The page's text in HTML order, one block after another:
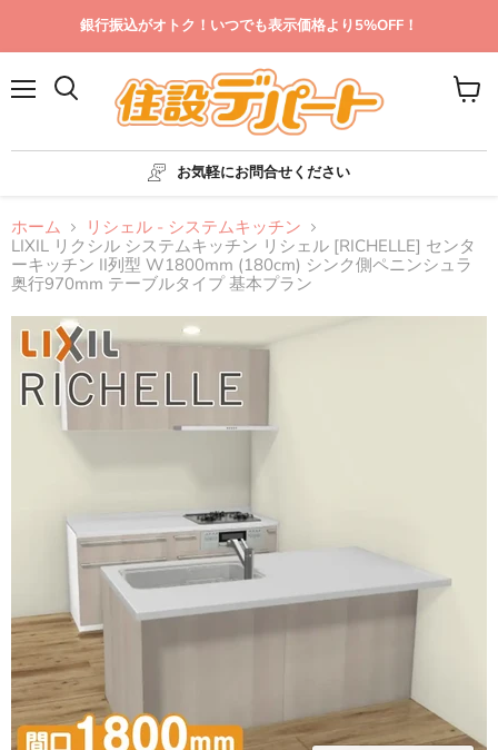
銀行振込がオトク！いつでも表示価格より5%OFF！
お気軽にお問合せください
カ
ト
ホーム
リシェル - システムキッチン
LIXIL リクシル システムキッチン リシェル [RICHELLE] センタ
ーキッチン II列型 W1800mm (180cm) シンク側ペニンシュラ
奥行970mm テーブルタイプ 基本プラン